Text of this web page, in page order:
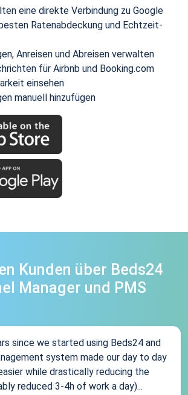
eine direkte Verbindung zu Google
Ratenabdeckung und Echtzeit-
Anreisen und Abreisen verwalten
für Airbnb und Booking.com
einsehen
manuell hinzufügen
Kunden über Beds24
Manager und PMS
since we started using Beds24 and
system made our day to day
while drastically reducing the
reduced 3-4h of work a day)...